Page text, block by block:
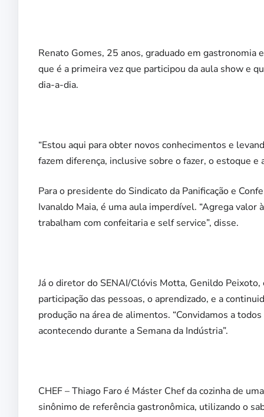
Renato Gomes, 25 anos, graduado em gastronomia
que é a primeira vez que participou da aula show e
dia-a-dia.
“Estou aqui para obter novos conhecimentos e
fazem diferença, inclusive sobre o fazer, o estoque
Para o presidente do Sindicato da Panificação e
Ivanaldo Maia, é uma aula imperdível. “Agrega valor
trabalham com confeitaria e self service”, disse.
Já o diretor do SENAI/Clóvis Motta, Genildo Peixoto,
participação das pessoas, o aprendizado, e a
produção na área de alimentos. “Convidamos a
acontecendo durante a Semana da Indústria”.
CHEF – Thiago Faro é Máster Chef da cozinha de
sinônimo de referência gastronômica, utilizando o